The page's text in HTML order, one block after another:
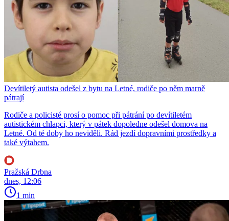
Devítiletý autista odešel z bytu na Letné, rodiče po něm marně
pátrají
Rodiče a policisté prosí o pomoc při pátrání po devítiletém
autistickém chlapci, který v pátek dopoledne odešel domova na
Letné. Od té doby ho neviděli. Rád jezdí dopravními prostředky a
také výtahem.
Pražská Drbna
dnes, 12:06
1 min